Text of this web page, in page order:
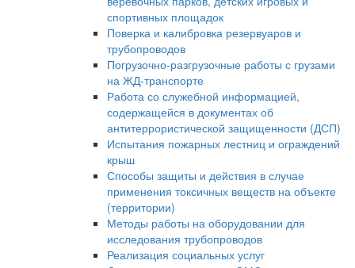
спортивных площадок
Поверка и калибровка резервуаров и
трубопроводов
Погрузочно-разгрузочные работы с грузами
на ЖД-транспорте
Работа со служебной информацией,
содержащейся в документах об
антитеррористической защищенности (ДСП)
Испытания пожарных лестниц и ограждений
крыш
Способы защиты и действия в случае
применения токсичных веществ на объекте
(территории)
Методы работы на оборудовании для
исследования трубопроводов
Реализация социальных услуг